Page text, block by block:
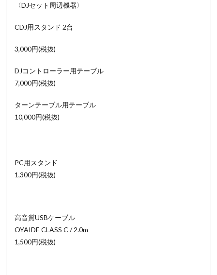
〈DJセット周辺機器〉
CDJ用スタンド 2台
3,000円(税抜)
DJコントローラー用テーブル
7,000円(税抜)
ターンテーブル用テーブル
10,000円(税抜)
PC用スタンド
1,300円(税抜)
高音質USBケーブル
OYAIDE CLASS C / 2.0m
1,500円(税抜)